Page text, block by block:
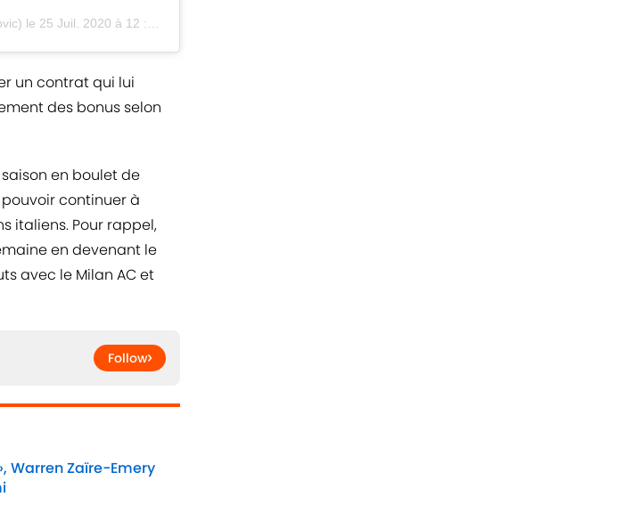
le 25 Juil. 2020 à 12 :28 PDT
un contrat qui lui
des bonus selon
en boulet de
continuer à
italiens. Pour rappel,
en devenant le
avec le Milan AC et
Follow
Warren Zaïre-Emery